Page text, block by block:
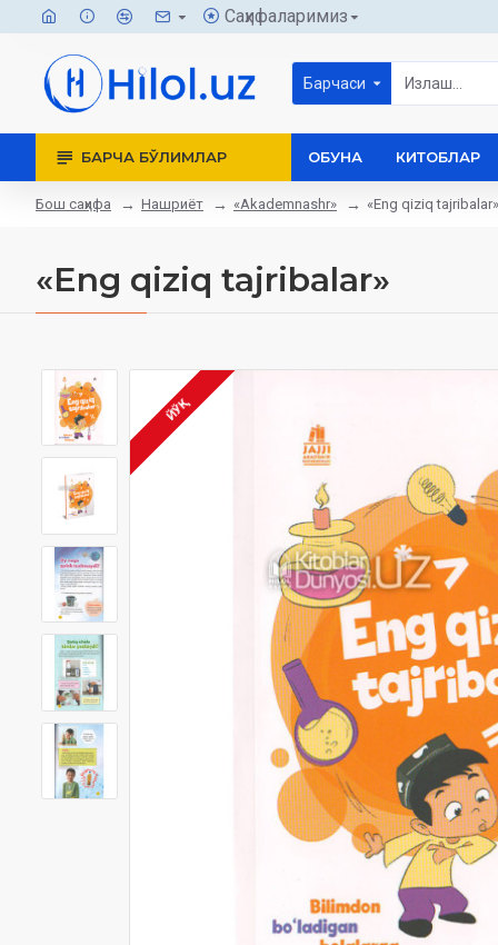
Саҳифаларимиз
Барчаси
БАРЧА БЎЛИМЛАР ОБУНА КИТОБЛАР
Бош саҳифа Нашриёт «Akademnashr» «Eng qiziq tajribalar»
«Eng qiziq tajribalar»
ЙЎҚ